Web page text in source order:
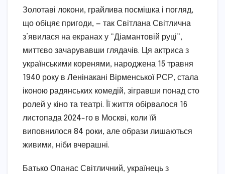
Золотаві локони, грайлива посмішка і погляд,
що обіцяє пригоди, — так Світлана Світлична
з’явилася на екранах у “Діамантовій руці”,
миттєво зачарувавши глядачів. Ця актриса з
українськими коренями, народжена 15 травня
1940 року в Ленінакані Вірменської РСР, стала
іконою радянських комедій, зігравши понад сто
ролей у кіно та театрі. Її життя обірвалося 16
листопада 2024-го в Москві, коли їй
виповнилося 84 роки, але образи лишаються
живими, ніби вчерашні.
Батько Опанас Світличний, українець з